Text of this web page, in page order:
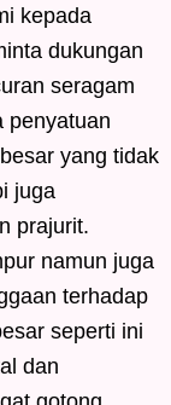
kepada
dukungan
seragam
penyatuan
yang tidak
juga
prajurit.
namun juga
terhadap
seperti ini
dan